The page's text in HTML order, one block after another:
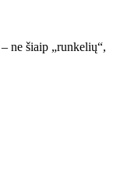
ne šiaip „runkelių“,